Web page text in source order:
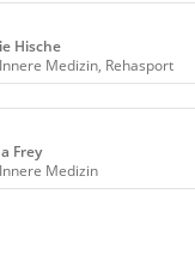
Hische
Medizin, Rehasport
Frey
Medizin